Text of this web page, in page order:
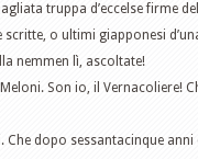
truppa d’eccelse firme
o ultimi giapponesi
nemmen lì, ascoltate!
Son io, il Vernacoliere!
Che dopo sessantacinque